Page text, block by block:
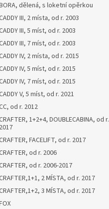
dělená, s loketní opěrkou
III, 2 místa, od r. 2003
III, 5 míst, od r. 2003
III, 7 míst, od r. 2003
IV, 2 místa, od r. 2015
IV, 5 míst, od r. 2015
IV, 7 míst, od r. 2015
V, 5 míst, od r. 2021
od r. 2012
1+2+4, DOUBLECABINA, od r.
2017
FACELIFT, od r. 2017
od r. 2006
od r. 2006-2017
2 MÍSTA, od r. 2017
3 MÍSTA, od r. 2017